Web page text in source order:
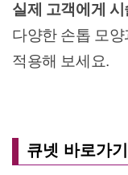
실제 고객에게
다양한 손톱 모
적용해 보세요.
큐넷 바로가